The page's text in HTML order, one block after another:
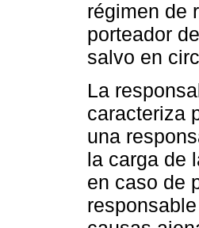
régimen de
porteador
salvo en
La
caracteriza
una
la carga de
en caso de